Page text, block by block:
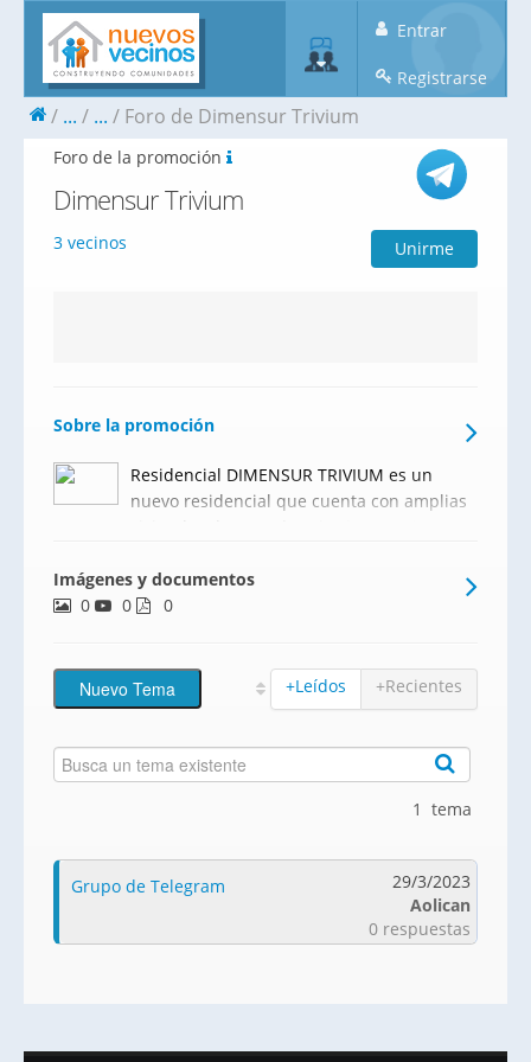
Entrar
Registrarse
... ... Foro de Dimensur Trivium
Foro de la promoción
Dimensur Trivium
3 vecinos Unirme
Sobre la promoción
Residencial DIMENSUR TRIVIUM es un
nuevo residencial que cuenta con amplias
jardines, zona infantil y piscina.Se trata de
un residencial moderno, de obra nueva,
Imágenes y documentos
0
0 0
+Leídos +Recientes
1 tema
Grupo de Telegram
29/3/2023
Aolican
0 respuestas